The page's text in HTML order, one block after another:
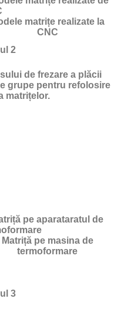
matrițe realizate la
CNC
2
de frezare a plăcii
grupe pentru refolosire
matrițelor.
Matriță pe masina de
termoformare
3